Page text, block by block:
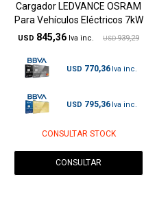
Cargador LEDVANCE OSRAM
Para Vehículos Eléctricos 7kW
USD 845,36 USD 939,29
USD 770,36
USD 795,36
CONSULTAR STOCK
CONSULTAR